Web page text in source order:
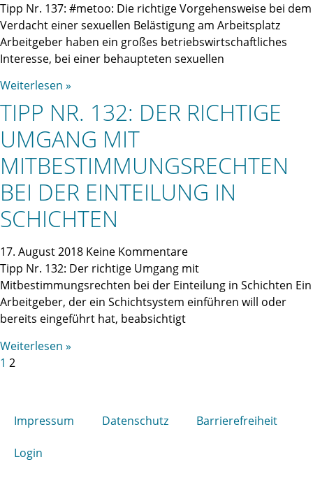
Tipp Nr. 137: #metoo: Die richtige Vorgehensweise bei dem
Verdacht einer sexuellen Belästigung am Arbeitsplatz
Arbeitgeber haben ein großes betriebswirtschaftliches
Interesse, bei einer behaupteten sexuellen
Weiterlesen »
TIPP NR. 132: DER RICHTIGE
UMGANG MIT
MITBESTIMMUNGSRECHTEN
BEI DER EINTEILUNG IN
SCHICHTEN
17. August 2018 Keine Kommentare
Tipp Nr. 132: Der richtige Umgang mit
Mitbestimmungsrechten bei der Einteilung in Schichten Ein
Arbeitgeber, der ein Schichtsystem einführen will oder
bereits eingeführt hat, beabsichtigt
Weiterlesen »
1 2
Impressum Datenschutz Barrierefreiheit
Login